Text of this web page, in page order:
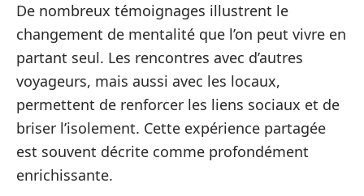
De nombreux témoignages illustrent le
changement de mentalité que l’on peut vivre en
partant seul. Les rencontres avec d’autres
voyageurs, mais aussi avec les locaux,
permettent de renforcer les liens sociaux et de
briser l’isolement. Cette expérience partagée
est souvent décrite comme profondément
enrichissante.